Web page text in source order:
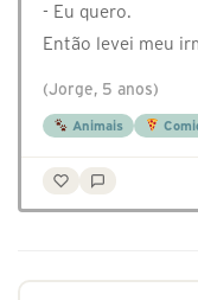
- Eu quero.
Então levei meu
(Jorge, 5 anos)
Animais